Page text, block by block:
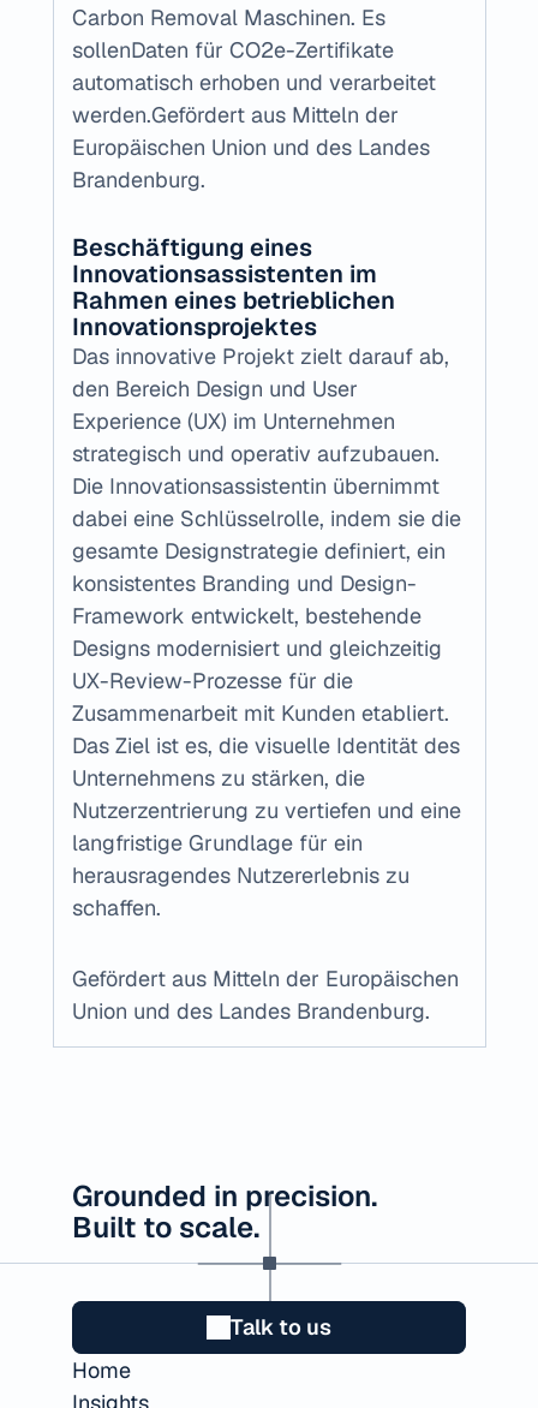
Carbon Removal Maschinen. Es
sollenDaten für CO2e-Zertifikate
automatisch erhoben und verarbeitet
werden.Gefördert aus Mitteln der
Europäischen Union und des Landes
Brandenburg.
Beschäftigung eines
Innovationsassistenten im
Rahmen eines betrieblichen
Innovationsprojektes
Das innovative Projekt zielt darauf ab,
den Bereich Design und User
Experience (UX) im Unternehmen
strategisch und operativ aufzubauen.
Die Innovationsassistentin übernimmt
dabei eine Schlüsselrolle, indem sie die
gesamte Designstrategie definiert, ein
konsistentes Branding und Design-
Framework entwickelt, bestehende
Designs modernisiert und gleichzeitig
UX-Review-Prozesse für die
Zusammenarbeit mit Kunden etabliert.
Das Ziel ist es, die visuelle Identität des
Unternehmens zu stärken, die
Nutzerzentrierung zu vertiefen und eine
langfristige Grundlage für ein
herausragendes Nutzererlebnis zu
schaffen.
Gefördert aus Mitteln der Europäischen
Union und des Landes Brandenburg.
Grounded in precision.
Built to scale.
Home
Talk to us